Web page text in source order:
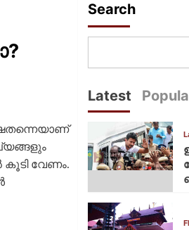
കൂടി വേണം.
Search
Latest